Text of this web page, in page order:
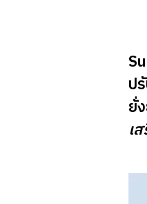
ป
ยั่
เ